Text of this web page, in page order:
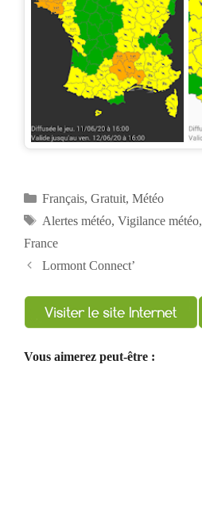
Catégories
Français, Gratuit, Météo
Étiquettes
Alertes météo, Vigilance météo,
France
Navigation
articles
Lormont Connect’
Vous aimerez peut-être :